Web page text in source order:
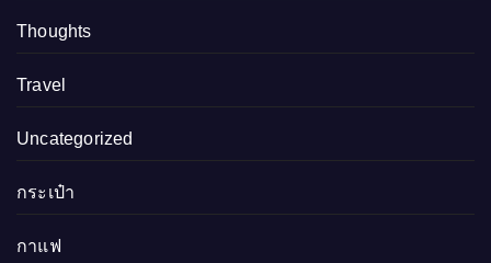
Thoughts
Travel
Uncategorized
กระเป๋า
กาแฟ